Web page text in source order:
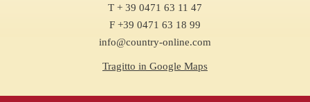
T + 39 0471 63 11 47
F +39 0471 63 18 99
info@country-online.com
Tragitto in Google Maps